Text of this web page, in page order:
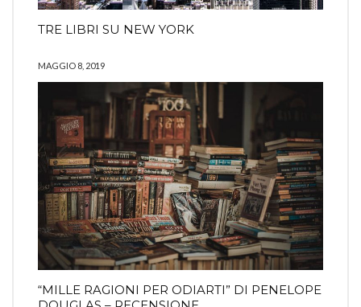
TRE LIBRI SU NEW YORK
MAGGIO 8, 2019
“MILLE RAGIONI PER ODIARTI” DI PENELOPE